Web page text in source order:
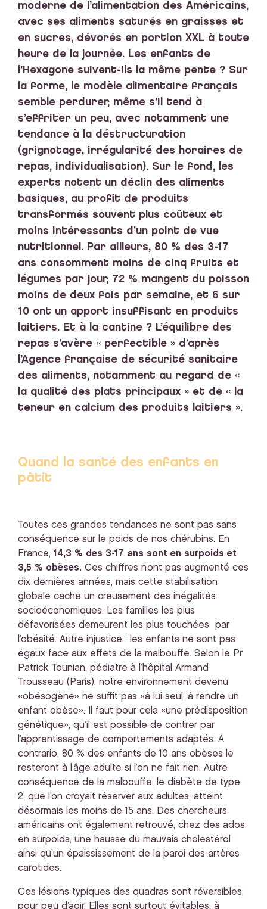
moderne de l’alimentation des Américains,
avec ses aliments saturés en graisses et
en sucres, dévorés en portion XXL à toute
heure de la journée. Les enfants de
l’Hexagone suivent-ils la même pente ? Sur
la forme, le modèle alimentaire français
semble perdurer, même s’il tend à
s’effriter un peu, avec notamment une
tendance à la déstructuration
(grignotage, irrégularité des horaires de
repas, individualisation). Sur le fond, les
experts notent un déclin des aliments
basiques, au profit de produits
transformés souvent plus coûteux et
moins intéressants d’un point de vue
nutritionnel. Par ailleurs, 80 % des 3-17
ans consomment moins de cinq fruits et
légumes par jour, 72 % mangent du poisson
moins de deux fois par semaine, et 6 sur
10 ont un apport insuffisant en produits
laitiers. Et à la cantine ? L’équilibre des
repas s’avère « perfectible » d’après
l’Agence française de sécurité sanitaire
des aliments, notamment au regard de «
la qualité des plats principaux » et de « la
teneur en calcium des produits laitiers ».
Quand la santé des enfants en
pâtit
Toutes ces grandes tendances ne sont pas sans
conséquence sur le poids de nos chérubins. En
France, 14,3 % des 3-17 ans sont en surpoids et
3,5 % obèses. Ces chiffres n’ont pas augmenté ces
dix dernières années, mais cette stabilisation
globale cache un creusement des inégalités
socioéconomiques. Les familles les plus
défavorisées demeurent les plus touchées par
l’obésité. Autre injustice : les enfants ne sont pas
égaux face aux effets de la malbouffe. Selon le Pr
Patrick Tounian, pédiatre à l’hôpital Armand
Trousseau (Paris), notre environnement devenu
«obésogène» ne suffit pas «à lui seul, à rendre un
enfant obèse». Il faut pour cela «une prédisposition
génétique», qu’il est possible de contrer par
l’apprentissage de comportements adaptés. A
contrario, 80 % des enfants de 10 ans obèses le
resteront à l’âge adulte si l’on ne fait rien. Autre
conséquence de la malbouffe, le diabète de type
2, que l’on croyait réserver aux adultes, atteint
désormais les moins de 15 ans. Des chercheurs
américains ont également retrouvé, chez des ados
en surpoids, une hausse du mauvais cholestérol
ainsi qu’un épaississement de la paroi des artères
carotides.
Ces lésions typiques des quadras sont réversibles,
pour peu d’agir. Elles sont surtout évitables, à